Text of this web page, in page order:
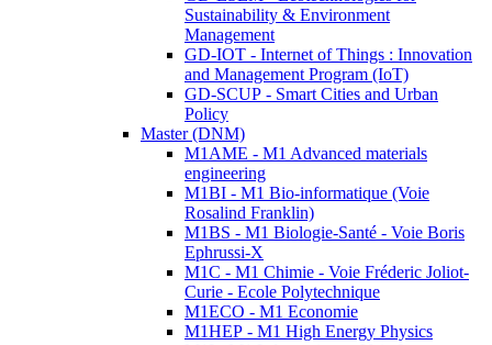
Sustainability & Environment
Management
GD-IOT - Internet of Things : Innovation
and Management Program (IoT)
GD-SCUP - Smart Cities and Urban
Policy
Master (DNM)
M1AME - M1 Advanced materials
engineering
M1BI - M1 Bio-informatique (Voie
Rosalind Franklin)
M1BS - M1 Biologie-Santé - Voie Boris
Ephrussi-X
M1C - M1 Chimie - Voie Fréderic Joliot-
Curie - Ecole Polytechnique
M1ECO - M1 Economie
M1HEP - M1 High Energy Physics